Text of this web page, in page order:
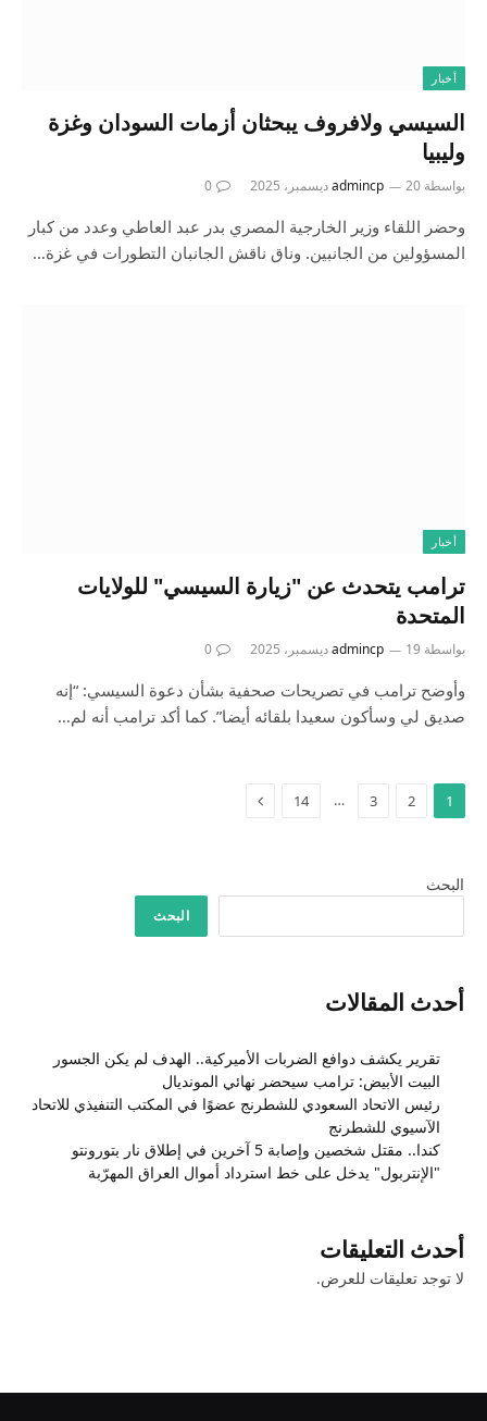
أخبار
السيسي ولافروف يبحثان أزمات السودان وغزة
وليبيا
بواسطة admincp 20 ديسمبر، 2025 0
وحضر اللقاء وزير الخارجية المصري بدر عبد العاطي وعدد من كبار
المسؤولين من الجانبين. وناق ناقش الجانبان التطورات في غزة…
أخبار
ترامب يتحدث عن "زيارة السيسي" للولايات
المتحدة
بواسطة admincp 19 ديسمبر، 2025 0
وأوضح ترامب في تصريحات صحفية بشأن دعوة السيسي: “إنه
صديق لي وسأكون سعيدا بلقائه أيضا”. كما أكد ترامب أنه لم…
1
2
3
…
14 التالي
البحث
البحث
أحدث المقالات
تقرير يكشف دوافع الضربات الأميركية.. الهدف لم يكن الجسور
البيت الأبيض: ترامب سيحضر نهائي المونديال
رئيس الاتحاد السعودي للشطرنج عضوًا في المكتب التنفيذي للاتحاد
الآسيوي للشطرنج
كندا.. مقتل شخصين وإصابة 5 آخرين في إطلاق نار بتورونتو
"الإنتربول" يدخل على خط استرداد أموال العراق المهرّبة
أحدث التعليقات
لا توجد تعليقات للعرض.